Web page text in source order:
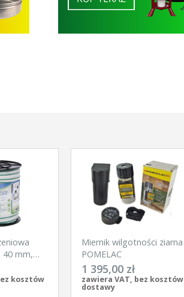
40 mm,
kosztów
Miernik wilgotności ziarna
POMELAC
1 395,00 zł
zawiera VAT, bez kosztów
dostawy